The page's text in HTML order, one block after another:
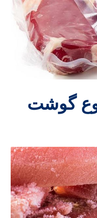
گوشت